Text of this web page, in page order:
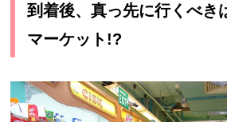
到着後、真っ先に行くべき
マーケット!?